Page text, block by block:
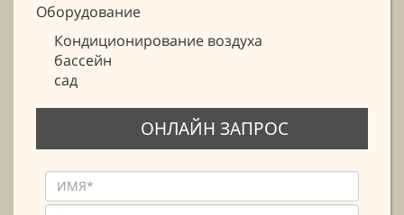
Oборудование
Кондиционирование воздуха
бассейн
сад
ОНЛАЙН ЗАПРОС